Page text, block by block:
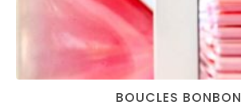
BOUCLES BONBON